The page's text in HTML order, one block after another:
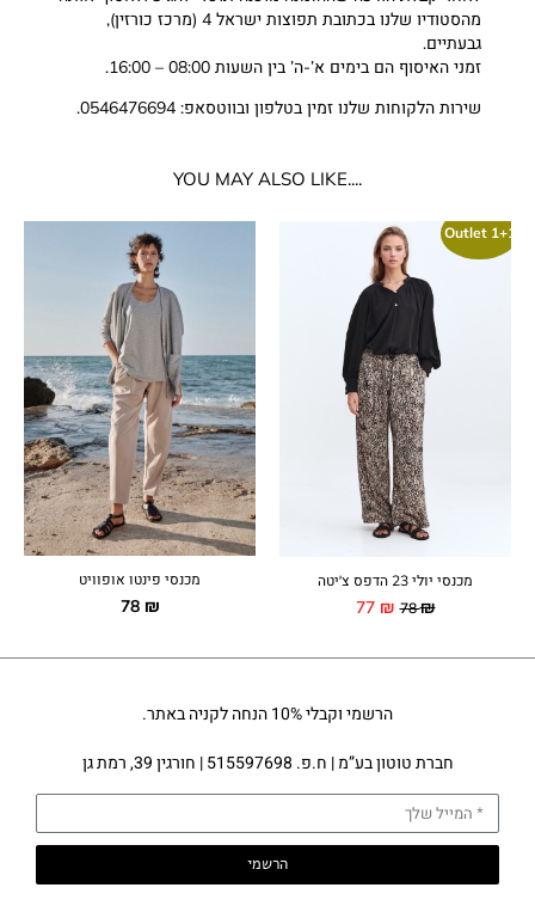
מהסטודיו שלנו בכתובת תפוצות ישראל 4 (מרכז כורזין),
גבעתיים.
זמני האיסוף הם בימים א’-ה’ בין השעות 08:00 – 16:00.
שירות הלקוחות שלנו זמין בטלפון ובווטסאפ: 0546476694.
....YOU MAY ALSO LIKE
Outlet 1+1
מכנסי יולי 23 הדפס צ׳יטה
78₪
77 ₪
מכנסי פינטו אופוויט
78 ₪
הרשמי וקבלי 10% הנחה לקניה באתר.
חברת טוטון בע”מ | ח.פ. 515597698 | חורגין 39, רמת גן
הרשמי